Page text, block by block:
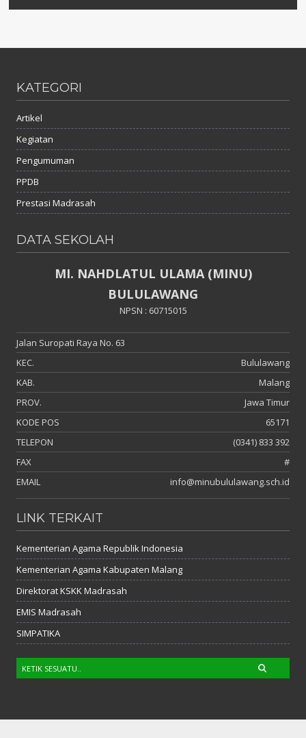
KATEGORI
Artikel
Kegiatan
Pengumuman
PPDB
Prestasi Madrasah
DATA SEKOLAH
MI. NAHDLATUL ULAMA (MINU)
BULULAWANG
NPSN : 60715015
Jalan Suropati Raya No. 63
KEC.
Bululawang
KAB.
Malang
PROV.
Jawa Timur
KODE POS
65171
TELEPON
(0341) 833 392
FAX
#
EMAIL
info@minubululawang.sch.id
LINK TERKAIT
Kementerian Agama Republik Indonesia
Kementerian Agama Kabupaten Malang
Direktorat KSKK Madrasah
EMIS Madrasah
SIMPATIKA